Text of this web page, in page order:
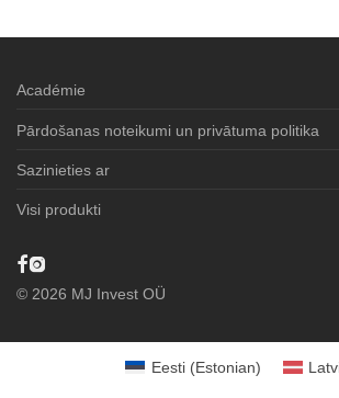
Académie
Pārdošanas noteikumi un privātuma politika
Sazinieties ar
Visi produkti
© 2026 MJ Invest OÜ
Eesti(Estonian)